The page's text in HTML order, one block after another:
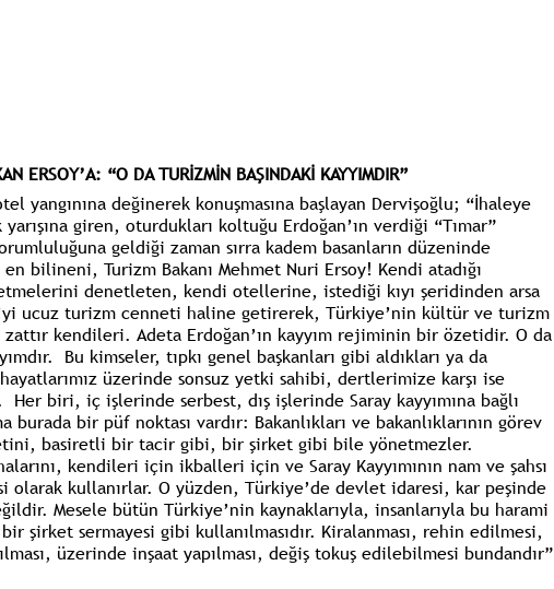
ERSOY’A: “O DA TURİZMİN BAŞINDAKİ KAYYIMDIR”
yangınına değinerek konuşmasına başlayan Dervişoğlu; “İhaleye
giren, oturdukları koltuğu Erdoğan’ın verdiği “Tımar”
geldiği zaman sırra kadem basanların düzeninde
bilineni, Turizm Bakanı Mehmet Nuri Ersoy! Kendi atadığı
denetleten, kendi otellerine, istediği kıyı şeridinden arsa
ucuz turizm cenneti haline getirerek, Türkiye’nin kültür ve turizm
kendileri. Adeta Erdoğan’ın kayyım rejiminin bir özetidir. O da
Bu kimseler, tıpkı genel başkanları gibi aldıkları ya da
üzerinde sonsuz yetki sahibi, dertlerimize karşı ise
biri, iç işlerinde serbest, dış işlerinde Saray kayyımına bağlı
burada bir püf noktası vardır: Bakanlıkları ve bakanlıklarının görev
basiretli bir tacir gibi, bir şirket gibi bile yönetmezler.
kendileri için ikballeri için ve Saray Kayyımının nam ve şahsı
olarak kullanırlar. O yüzden, Türkiye’de devlet idaresi, kar peşinde
Mesele bütün Türkiye’nin kaynaklarıyla, insanlarıyla bu harami
şirket sermayesi gibi kullanılmasıdır. Kiralanması, rehin edilmesi,
üzerinde inşaat yapılması, değiş tokuş edilebilmesi bundandır”